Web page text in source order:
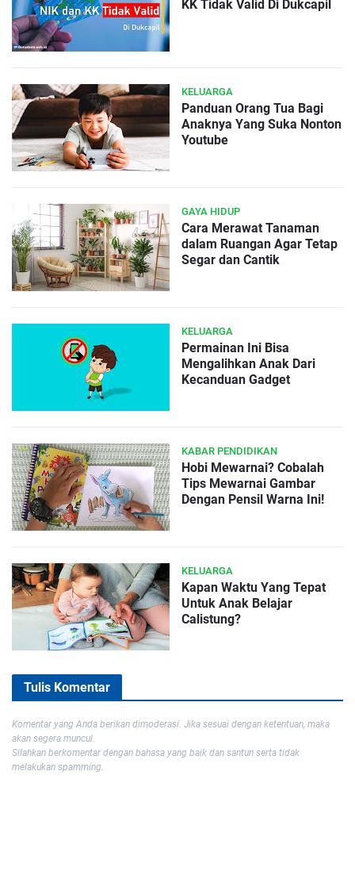
KK Tidak Valid Di Dukcapil
KELUARGA
Panduan Orang Tua Bagi
Anaknya Yang Suka Nonton
Youtube
GAYA HIDUP
Cara Merawat Tanaman
dalam Ruangan Agar Tetap
Segar dan Cantik
KELUARGA
Permainan Ini Bisa
Mengalihkan Anak Dari
Kecanduan Gadget
KABAR PENDIDIKAN
Hobi Mewarnai? Cobalah
Tips Mewarnai Gambar
Dengan Pensil Warna Ini!
KELUARGA
Kapan Waktu Yang Tepat
Untuk Anak Belajar
Calistung?
Tulis Komentar
Komentar yang Anda berikan dimoderasi. Jika sesuai dengan ketentuan, maka
akan segera muncul.
Silahkan berkomentar dengan bahasa yang baik dan santun serta tidak
melakukan spamming.